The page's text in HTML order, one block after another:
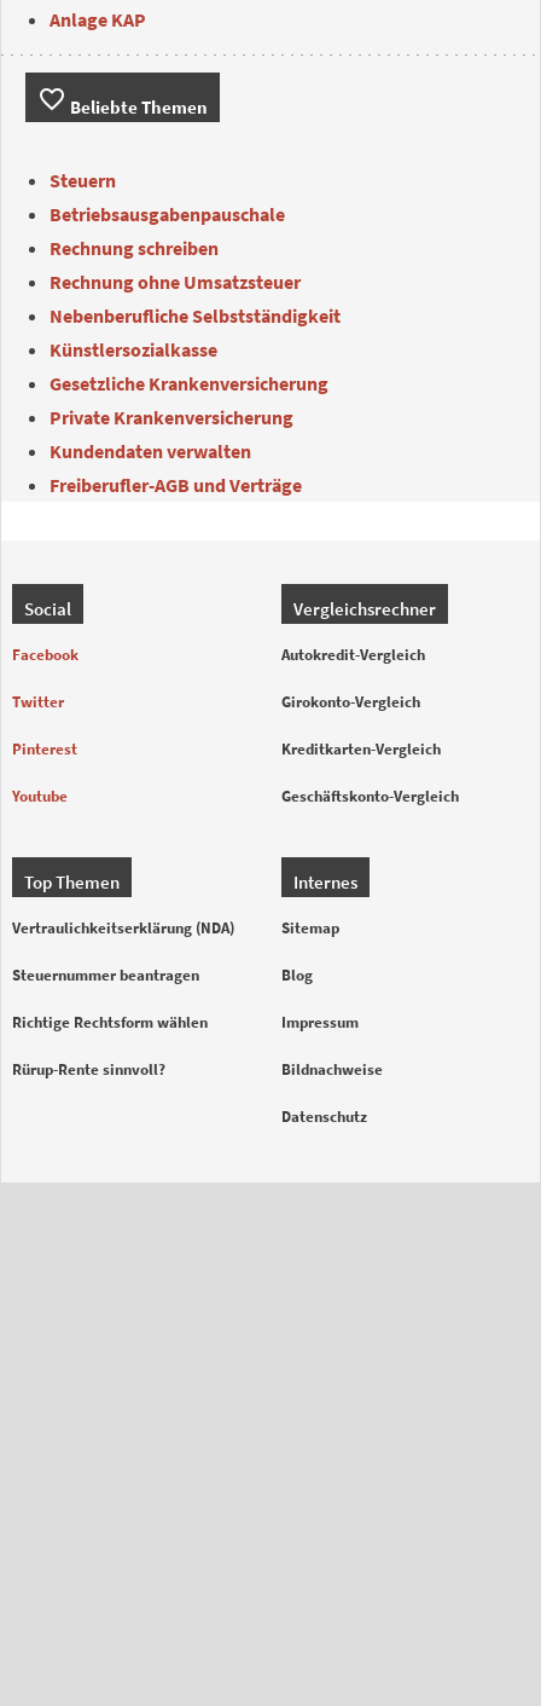
Anlage KAP
favorite_border Beliebte Themen
Steuern
Betriebsausgabenpauschale
Rechnung schreiben
Rechnung ohne Umsatzsteuer
Nebenberufliche Selbstständigkeit
Künstlersozialkasse
Gesetzliche Krankenversicherung
Private Krankenversicherung
Kundendaten verwalten
Freiberufler-AGB und Verträge
Social
Facebook
Twitter
Pinterest
Youtube
Vergleichsrechner
Autokredit-Vergleich
Girokonto-Vergleich
Kreditkarten-Vergleich
Geschäftskonto-Vergleich
Top Themen
Vertraulichkeitserklärung (NDA)
Steuernummer beantragen
Richtige Rechtsform wählen
Rürup-Rente sinnvoll?
Internes
Sitemap
Blog
Impressum
Bildnachweise
Datenschutz